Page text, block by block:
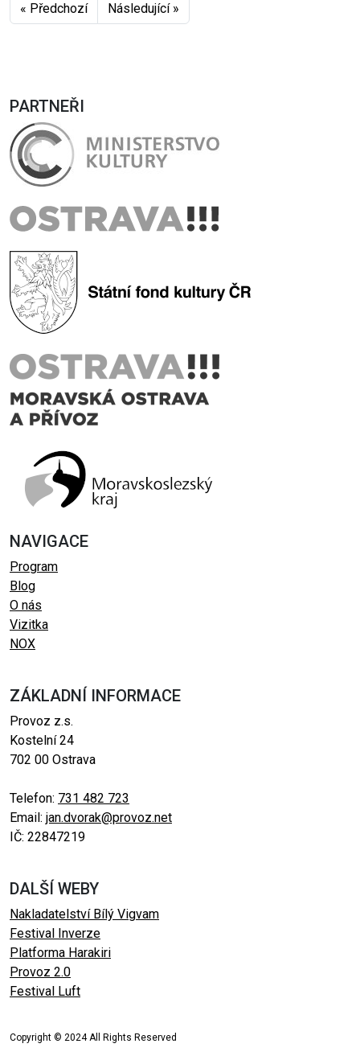
« Předchozí Následující »
PARTNEŘI
NAVIGACE
Program
Blog
O nás
Vizitka
NOX
ZÁKLADNÍ INFORMACE
Provoz z.s.
Kostelní 24
702 00 Ostrava
Telefon: 731 482 723
Email: jan.dvorak@provoz.net
IČ: 22847219
DALŠÍ WEBY
Nakladatelství Bílý Vigvam
Festival Inverze
Platforma Harakiri
Provoz 2.0
Festival Luft
Copyright © 2024 All Rights Reserved